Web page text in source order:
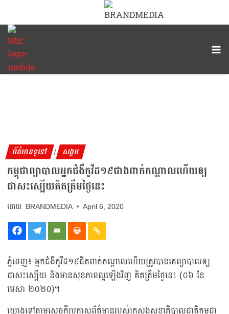
ព័ត៌មានទូទៅ | សង្គម
កម្ពុជាព្យាបាលអ្នកជំងឺកូវីដ១៩ជាងពាក់កណ្ដាលហើយឲ្យ
ជាសះស្បើយគិតត្រឹមថ្ងៃនេះ
BRANDMEDIA April 6, 2020
ភ្នំពេញ៖ អ្នកជំងឺកូវីដ១៩ជិតពាក់កណ្ដាលហើយត្រូវបានគេព្យាបាលឲ្យ
ជាសះស្បើយ និងមានសុខភាពល្អឡើងវិញ គិតត្រឹមថ្ងៃនេះ (០៦ ខែ
មេសា ២០២០)។
យោងទៅតាមសេចក្ដីប្រកាសព័ត៌មានរបស់ក្រសួងសុខាភិបាលជាតិកម្ពុជា